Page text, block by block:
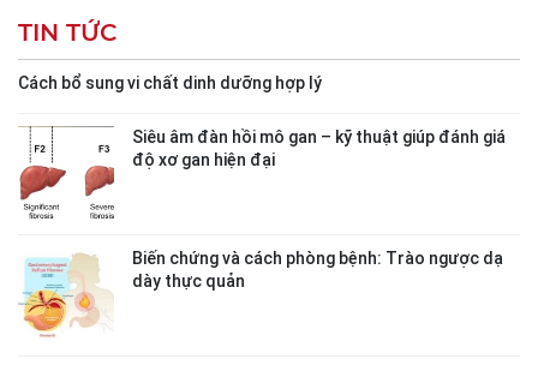
TIN TỨC
Cách bổ sung vi chất dinh dưỡng hợp lý
Siêu âm đàn hồi mô gan – kỹ thuật giúp đánh giá
độ xơ gan hiện đại
Biến chứng và cách phòng bệnh: Trào ngược dạ
dày thực quản